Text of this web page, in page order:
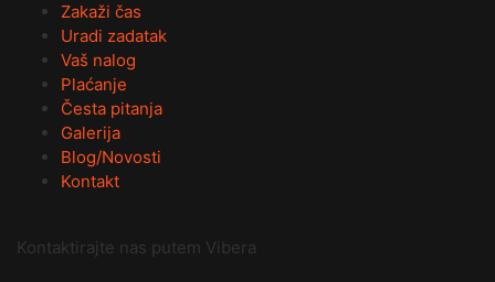
Zakaži čas
Uradi zadatak
Vaš nalog
Plaćanje
Česta pitanja
Galerija
Blog/Novosti
Kontakt
Kontaktirajte nas putem Vibera